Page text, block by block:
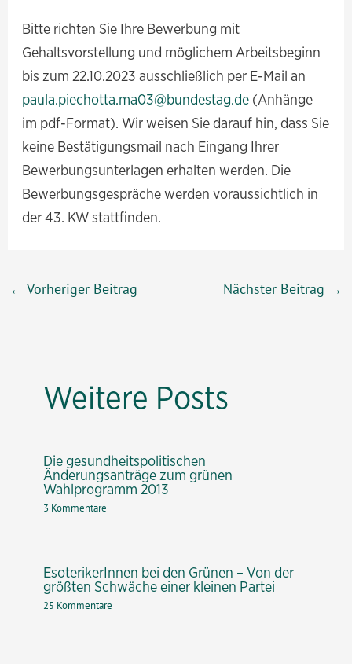
Bitte richten Sie Ihre Bewerbung mit
Gehaltsvorstellung und möglichem Arbeitsbeginn
bis zum 22.10.2023 ausschließlich per E-Mail an
paula.piechotta.ma03@bundestag.de (Anhänge
im pdf-Format). Wir weisen Sie darauf hin, dass Sie
keine Bestätigungsmail nach Eingang Ihrer
Bewerbungsunterlagen erhalten werden. Die
Bewerbungsgespräche werden voraussichtlich in
der 43. KW stattfinden.
Beitragsnavigation
← Vorheriger Beitrag Nächster Beitrag →
Weitere Posts
Die gesundheitspolitischen
Änderungsanträge zum grünen
Wahlprogramm 2013
3 Kommentare
EsoterikerInnen bei den Grünen – Von der
größten Schwäche einer kleinen Partei
25 Kommentare